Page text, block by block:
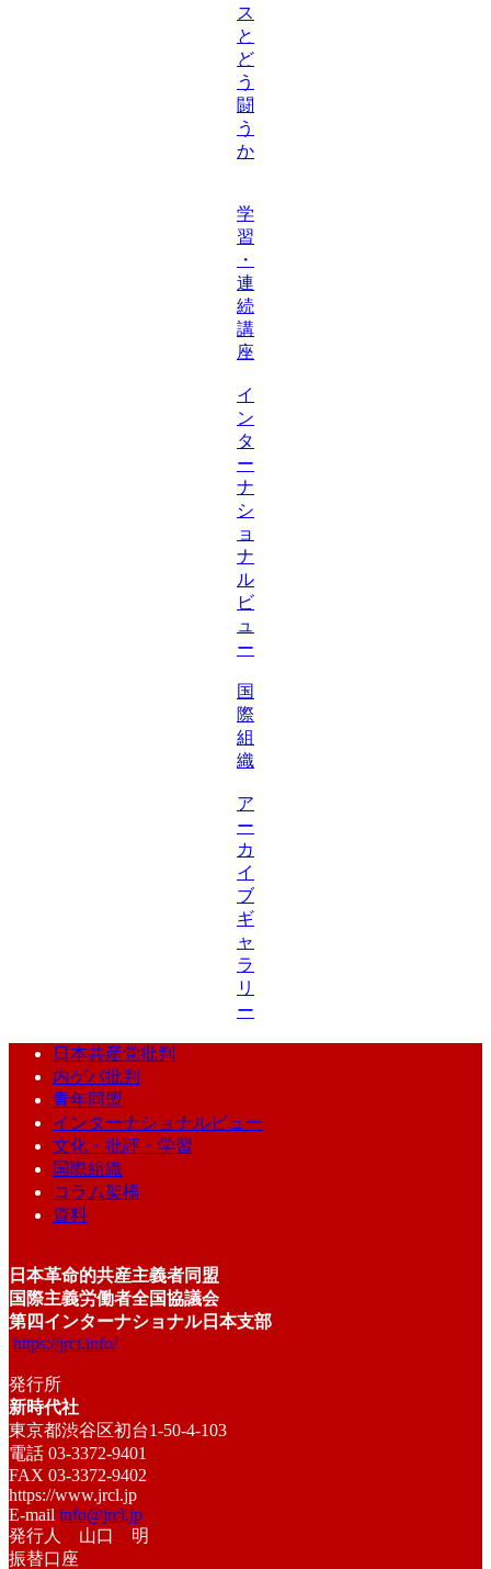
ス
と
ど
う
闘
う
か
学
習
・
連
続
講
座
イ
ン
タ
ー
ナ
シ
ョ
ナ
ル
ビ
ュ
ー
国
際
組
織
ア
ー
カ
イ
ブ
ギ
ャ
ラ
リ
ー
日本共産党批判
内ゲバ批判
青年同盟
インターナショナルビュー
文化・批評・学習
国際組織
コラム架橋
資料
日本革命的共産主義者同盟
国際主義労働者全国協議会
第四インターナショナル日本支部
https://jrcl.info/
発行所
新時代社
東京都渋谷区初台1-50-4-103
電話 03-3372-9401
FAX 03-3372-9402
https://www.jrcl.jp
E-mail info@jrcl.jp
発行人 山口 明
振替口座